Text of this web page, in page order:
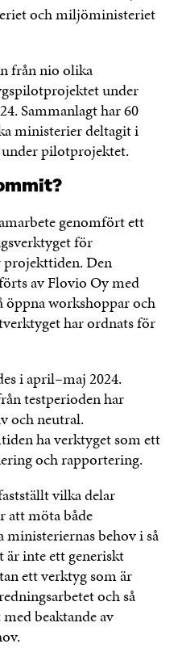
och miljöministeriet
från nio olika
under
Sammanlagt har 60
ministerier deltagit i
pilotprojektet.
genomfört ett
för
Den
av Flovio Oy med
öppna workshoppar och
har ordnats för
i april–maj 2024.
testperioden har
och neutral.
ha verktyget som ett
och rapportering.
vilka delar
att möta både
ministeriernas behov i så
inte ett generiskt
ett verktyg som är
och så
beaktande av